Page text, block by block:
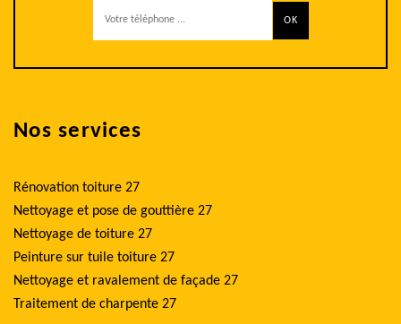
Nos services
Rénovation toiture 27
Nettoyage et pose de gouttière 27
Nettoyage de toiture 27
Peinture sur tuile toiture 27
Nettoyage et ravalement de façade 27
Traitement de charpente 27